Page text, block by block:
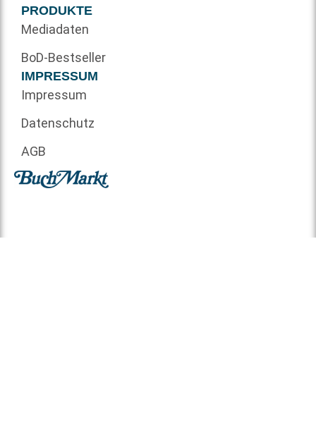
PRODUKTE
Mediadaten
BoD-Bestseller
IMPRESSUM
Impressum
Datenschutz
AGB